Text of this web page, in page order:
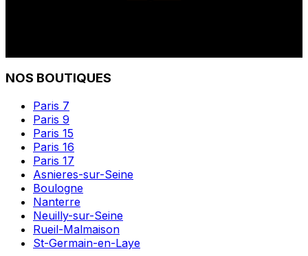
NOS BOUTIQUES
Paris 7
Paris 9
Paris 15
Paris 16
Paris 17
Asnieres-sur-Seine
Boulogne
Nanterre
Neuilly-sur-Seine
Rueil-Malmaison
St-Germain-en-Laye